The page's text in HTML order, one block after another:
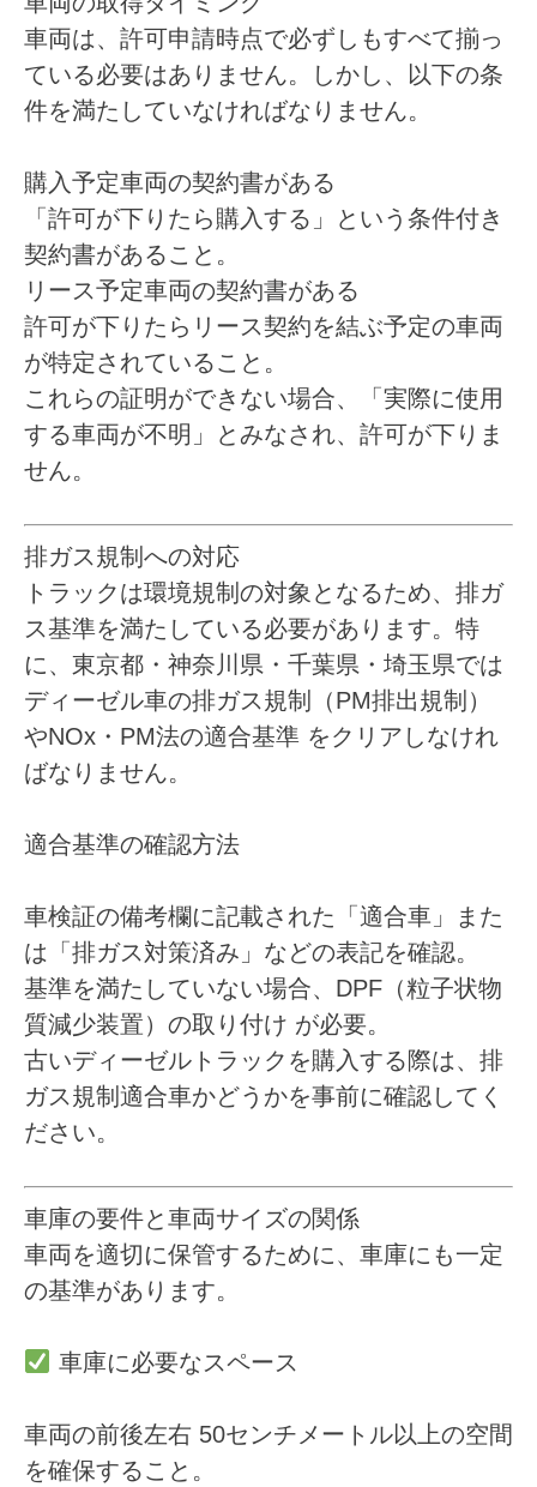
車両は、許可申請時点で必ずしもすべて揃っ
ている必要はありません。しかし、以下の条
件を満たしていなければなりません。
購入予定車両の契約書がある
「許可が下りたら購入する」という条件付き
契約書があること。
リース予定車両の契約書がある
許可が下りたらリース契約を結ぶ予定の車両
が特定されていること。
これらの証明ができない場合、「実際に使用
する車両が不明」とみなされ、許可が下りま
せん。
排ガス規制への対応
トラックは環境規制の対象となるため、排ガ
ス基準を満たしている必要があります。特
に、東京都・神奈川県・千葉県・埼玉県では
ディーゼル車の排ガス規制（PM排出規制）
やNOx・PM法の適合基準をクリアしなけれ
ばなりません。
適合基準の確認方法
車検証の備考欄に記載された「適合車」また
は「排ガス対策済み」などの表記を確認。
基準を満たしていない場合、 DPF（粒子状物
質減少装置）の取り付け が必要。
古いディーゼルトラックを購入する際は、排
ガス規制適合車かどうかを事前に確認してく
ださい。
車庫の要件と車両サイズの関係
車両を適切に保管するために、車庫にも一定
の基準があります。
車庫に必要なスペース
車両の前後左右 50センチメートル以上の空間
を確保すること。